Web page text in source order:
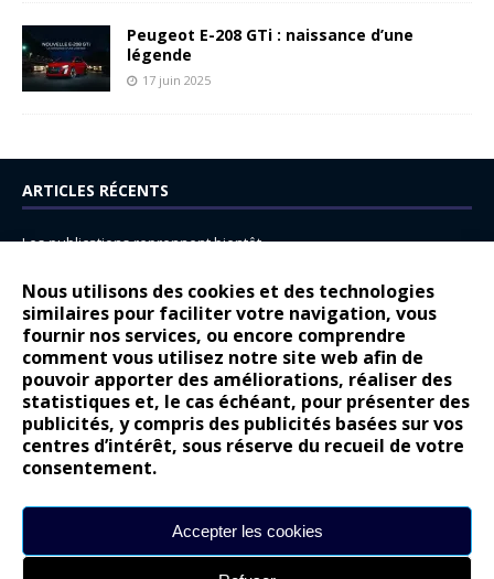
Nous utilisons des cookies et des technologies
similaires pour faciliter votre navigation, vous
fournir nos services, ou encore comprendre
comment vous utilisez notre site web afin de
pouvoir apporter des améliorations, réaliser des
statistiques et, le cas échéant, pour présenter des
publicités, y compris des publicités basées sur vos
centres d’intérêt, sous réserve du recueil de votre
consentement.
Accepter les cookies
Peugeot E-208 GTi : naissance d’une
légende
17 juin 2025
ARTICLES RÉCENTS
Les publications reprennent bientôt…
14 juillet : nouveau film de marque pour Citroën
Renault Espace : voyage, voyage…
Peugeot E-208 GTi : naissance d’une légende
COMMENTAIRES RÉCENTS
Bernard Dardartdans
Gilly
gyo